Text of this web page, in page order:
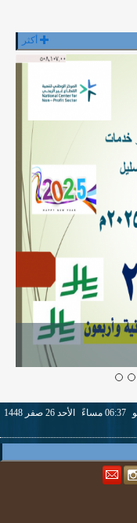
أكثر
06:37 مساءً
الأحد 26 صفر 1448